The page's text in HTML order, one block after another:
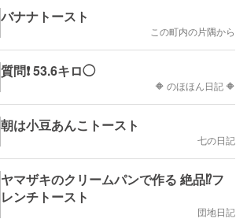
バナナトースト
この町内の片隅から
質問❗ 53.6キロ◯
🔶 のほほん日記 🔶
朝は小豆あんこトースト
七の日記
ヤマザキのクリームパンで作る 絶品⁉︎フ
レンチトースト
団地日記